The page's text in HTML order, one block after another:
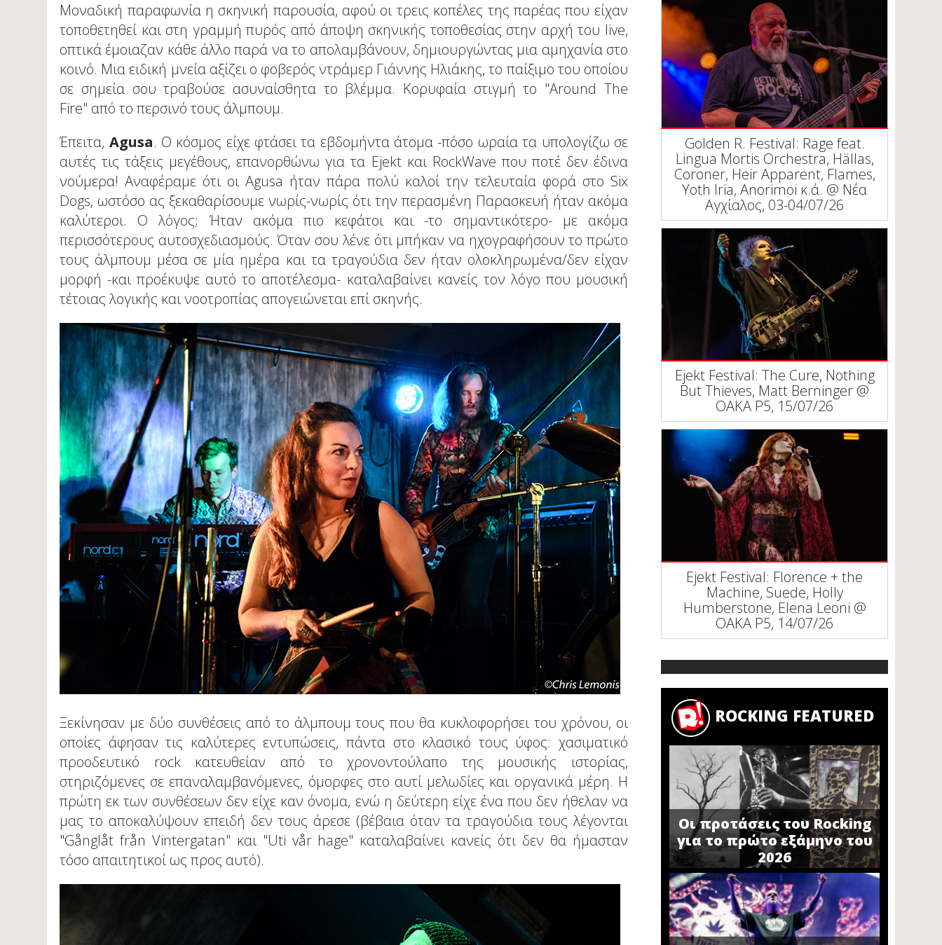
Μοναδική παραφωνία η σκηνική παρουσία, αφού οι τρεις κοπέλες της παρέας που είχαν
τοποθετηθεί και στη γραμμή πυρός από άποψη σκηνικής τοποθεσίας στην αρχή του live,
οπτικά έμοιαζαν κάθε άλλο παρά να το απολαμβάνουν, δημιουργώντας μια αμηχανία στο
κοινό. Μια ειδική μνεία αξίζει ο φοβερός ντράμερ Γιάννης Ηλιάκης, το παίξιμο του οποίου
σε σημεία σου τραβούσε ασυναίσθητα το βλέμμα. Κορυφαία στιγμή το "Around The
Fire" από το περσινό τους άλμπουμ.
Έπειτα, Agusa. Ο κόσμος είχε φτάσει τα εβδομήντα άτομα -πόσο ωραία τα υπολογίζω σε
αυτές τις τάξεις μεγέθους, επανορθώνω για τα Ejekt και RockWave που ποτέ δεν έδινα
νούμερα! Αναφέραμε ότι οι Agusa ήταν πάρα πολύ καλοί την τελευταία φορά στο Six
Dogs, ωστόσο ας ξεκαθαρίσουμε νωρίς-νωρίς ότι την περασμένη Παρασκευή ήταν ακόμα
καλύτεροι. Ο λόγος; Ήταν ακόμα πιο κεφάτοι και -το σημαντικότερο- με ακόμα
περισσότερους αυτοσχεδιασμούς. Όταν σου λένε ότι μπήκαν να ηχογραφήσουν το πρώτο
τους άλμπουμ μέσα σε μία ημέρα και τα τραγούδια δεν ήταν ολοκληρωμένα/δεν είχαν
μορφή -και προέκυψε αυτό το αποτέλεσμα- καταλαβαίνει κανείς τον λόγο που μουσική
τέτοιας λογικής και νοοτροπίας απογειώνεται επί σκηνής.
Ξεκίνησαν με δύο συνθέσεις από το άλμπουμ τους που θα κυκλοφορήσει του χρόνου, οι
οποίες άφησαν τις καλύτερες εντυπώσεις, πάντα στο κλασικό τους ύφος: χασιματικό
προοδευτικό rock κατευθείαν από το χρονοντούλαπο της μουσικής ιστορίας,
στηριζόμενες σε επαναλαμβανόμενες, όμορφες στο αυτί μελωδίες και οργανικά μέρη. Η
πρώτη εκ των συνθέσεων δεν είχε καν όνομα, ενώ η δεύτερη είχε ένα που δεν ήθελαν να
μας το αποκαλύψουν επειδή δεν τους άρεσε (βέβαια όταν τα τραγούδια τους λέγονται
"Gånglåt från Vintergatan" και "Uti vår hage" καταλαβαίνει κανείς ότι δεν θα ήμασταν
τόσο απαιτητικοί ως προς αυτό).
Golden R. Festival: Rage feat.
Lingua Mortis Orchestra, Hällas,
Coroner, Heir Apparent, Flames,
Yoth Iria, Anorimoi κ.ά. @ Νέα
Αγχίαλος, 03-04/07/26
Ejekt Festival: The Cure, Nothing
But Thieves, Matt Berninger @
ΟΑΚΑ P5, 15/07/26
Ejekt Festival: Florence + the
Machine, Suede, Holly
Humberstone, Elena Leoni @
ΟΑΚΑ P5, 14/07/26
ROCKING FEATURED
Οι προτάσεις του Rocking
για το πρώτο εξάμηνο του
2026